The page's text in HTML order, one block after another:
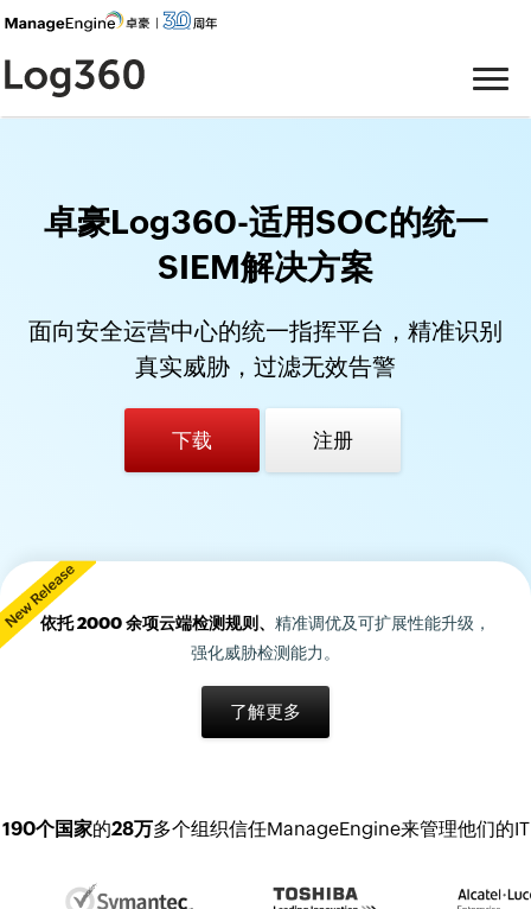
卓豪Log360-适用SOC的统一
SIEM解决方案
面向安全运营中心的统一指挥平台，精准识别
真实威胁，过滤无效告警
下载 注册
依托 2000 余项云端检测规则、 精准调优及可扩展性能升级，
强化威胁检测能力。
了解更多
190个国家的28万多个组织信任ManageEngine来管理他们的IT